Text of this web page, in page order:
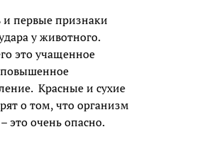
и первые признаки
у животного.
это учащенное
Красные и сухие
о том, что организм
это очень опасно.